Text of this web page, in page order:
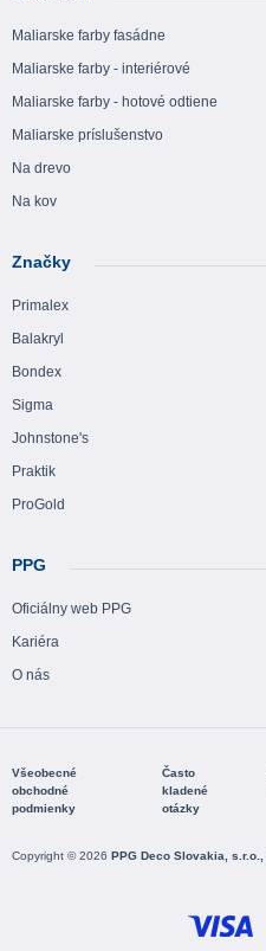
Maliarske farby fasádne
Maliarske farby - interiérové
Maliarske farby - hotové odtiene
Maliarske príslušenstvo
Na drevo
Na kov
Značky
Primalex
Balakryl
Bondex
Sigma
Johnstone's
Praktik
ProGold
PPG
Oficiálny web PPG
Kariéra
O nás
Všeobecné
obchodné
podmienky
Často
kladené
otázky
Copyright © 2026 PPG Deco Slovakia, s.r.o.,